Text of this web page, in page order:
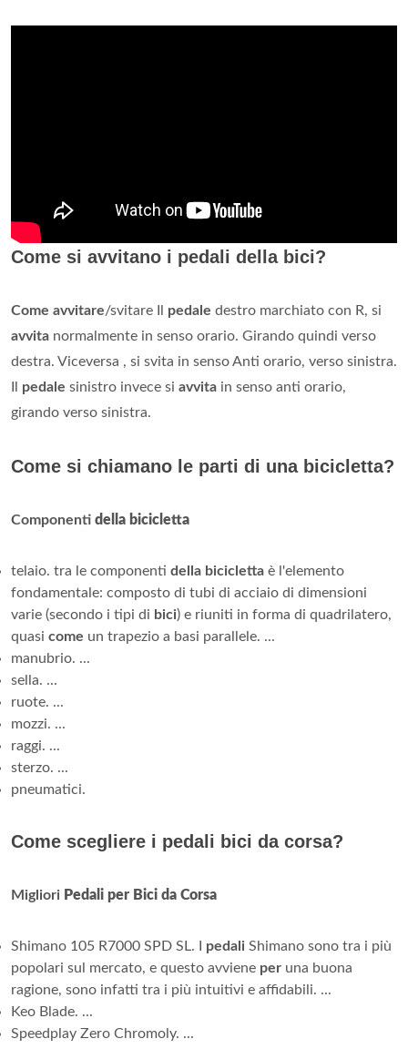
Come si avvitano i pedali della bici?
Come avvitare/svitare Il pedale destro marchiato con R, si
avvita normalmente in senso orario. Girando quindi verso
destra. Viceversa , si svita in senso Anti orario, verso sinistra.
pedale sinistro invece si avvita in senso anti orario,
girando verso sinistra.
Come si chiamano le parti di una bicicletta?
Componenti della bicicletta
telaio. tra le componenti della bicicletta è l'elemento
fondamentale: composto di tubi di acciaio di dimensioni
varie (secondo i tipi di bici) e riuniti in forma di quadrilatero,
quasi come un trapezio a basi parallele. ...
manubrio. ...
sella. ...
ruote. ...
mozzi. ...
raggi. ...
sterzo. ...
pneumatici.
Come scegliere i pedali bici da corsa?
Migliori Pedali per Bici da Corsa
Shimano 105 R7000 SPD SL. I pedali Shimano sono tra i più
popolari sul mercato, e questo avviene per una buona
ragione, sono infatti tra i più intuitivi e affidabili. ...
Keo Blade. ...
Speedplay Zero Chromoly. ...